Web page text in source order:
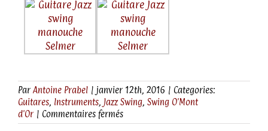
Par Antoine Prabel | janvier 12th, 2016 | Categories:
Guitares, Instruments, Jazz Swing, Swing O'Mont
d'Or | Commentaires ferméssur
049-